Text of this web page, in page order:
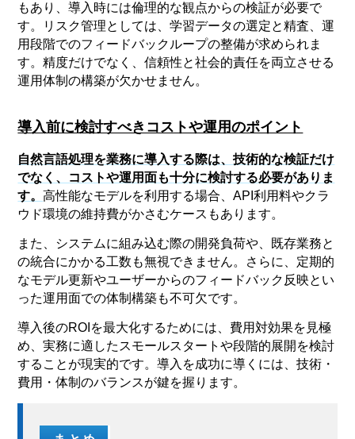
もあり、導入時には倫理的な観点からの検証が必要で
す。リスク管理としては、学習データの選定と精査、運
用段階でのフィードバックループの整備が求められま
す。精度だけでなく、信頼性と社会的責任を両立させる
運用体制の構築が欠かせません。
導入前に検討すべきコストや運用のポイント
自然言語処理を業務に導入する際は、技術的な検証だけ
でなく、コストや運用面も十分に検討する必要がありま
す。高性能なモデルを利用する場合、API利用料やクラ
ウド環境の維持費がかさむケースもあります。
また、システムに組み込む際の開発負荷や、既存業務と
の統合にかかる工数も無視できません。さらに、定期的
なモデル更新やユーザーからのフィードバック反映とい
った運用面での体制構築も不可欠です。
導入後のROIを最大化するためには、費用対効果を見極
め、実務に適したスモールスタートや段階的展開を検討
することが現実的です。導入を成功に導くには、技術・
費用・体制のバランスが鍵を握ります。